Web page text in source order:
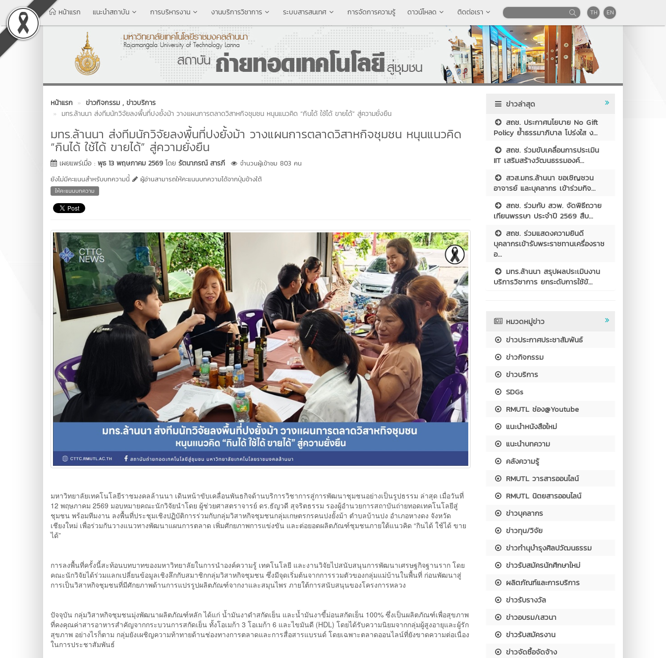
หน้าแรก แนะนำสถาบัน การบริหารงาน งานบริการวิชาการ ระบบสารสนเทศ การจัดการความรู้ ดาวน์โหลด ติดต่อเรา TH EN
หน้าแรก ข่าวกิจกรรม , ข่าวบริการ
มทร.ล้านนา ส่งทีมนักวิจัยลงพื้นที่ปงยั้งม้า วางแผนการตลาดวิสาหกิจชุมชน หนุนแนวคิด “กินได้ ใช้ได้ ขายได้” สู่ความยั่งยืน
มทร.ล้านนา ส่งทีมนักวิจัยลงพื้นที่ปงยั้งม้า วางแผนการตลาดวิสาหกิจชุมชน หนุนแนวคิด
“กินได้ ใช้ได้ ขายได้” สู่ความยั่งยืน
เผยแพร่เมื่อ : พุธ 13 พฤษภาคม 2569 โดย รัตนาภรณ์ สารภี
จำนวนผู้เข้าชม 803 คน
ยังไม่มีคะแนนสำหรับบทความนี้
ผู้อ่านสามารถให้คะแนนบทความได้จากปุ่มข้างใต้
ให้คะแนนบทความ
มหาวิทยาลัยเทคโนโลยีราชมงคลล้านนา เดินหน้าขับเคลื่อนพันธกิจด้านบริการวิชาการสู่การพัฒนาชุมชนอย่างเป็นรูปธรรม ล่าสุด เมื่อวันที่
12 พฤษภาคม 2569 มอบหมายคณะนักวิจัยนำโดย ผู้ช่วยศาสตราจารย์ ดร.ธัญวดี สุจริตธรรม รองผู้อำนวยการสถาบันถ่ายทอดเทคโนโลยีสู่
ชุมชน พร้อมทีมงาน ลงพื้นที่ประชุมเชิงปฏิบัติการร่วมกับกลุ่มวิสาหกิจชุมชนกลุ่มเกษตรกรคนปงยั้งม้า ตำบลบ้านปง อำเภอหางดง จังหวัด
เชียงใหม่ เพื่อร่วมกันวางแนวทางพัฒนาแผนการตลาด เพิ่มศักยภาพการแข่งขัน และต่อยอดผลิตภัณฑ์ชุมชนภายใต้แนวคิด “กินได้ ใช้ได้ ขาย
ได้”
การลงพื้นที่ครั้งนี้สะท้อนบทบาทของมหาวิทยาลัยในการนำองค์ความรู้ เทคโนโลยี และงานวิจัยไปสนับสนุนการพัฒนาเศรษฐกิจฐานราก โดย
คณะนักวิจัยได้ร่วมแลกเปลี่ยนข้อมูลเชิงลึกกับสมาชิกกลุ่มวิสาหกิจชุมชน ซึ่งมีจุดเริ่มต้นจากการรวมตัวของกลุ่มแม่บ้านในพื้นที่ ก่อนพัฒนาสู่
การเป็นวิสาหกิจชุมชนที่มีศักยภาพด้านการแปรรูปผลิตภัณฑ์จากงาและสมุนไพร ภายใต้การสนับสนุนของโครงการหลวง
ปัจจุบัน กลุ่มวิสาหกิจชุมชนมุ่งพัฒนาผลิตภัณฑ์หลัก ได้แก่ น้ำมันงาดำสกัดเย็น และน้ำมันงาขี้ม่อนสกัดเย็น 100% ซึ่งเป็นผลิตภัณฑ์เพื่อสุขภาพ
ที่คงคุณค่าสารอาหารสำคัญจากกระบวนการสกัดเย็น ทั้งโอเมก้า 3 โอเมก้า 6 และไขมันดี (HDL) โดยได้รับความนิยมจากกลุ่มผู้สูงอายุและผู้รัก
สุขภาพ อย่างไรก็ตาม กลุ่มยังเผชิญความท้าทายด้านช่องทางการตลาดและการสื่อสารแบรนด์ โดยเฉพาะตลาดออนไลน์ที่ยังขาดความต่อเนื่อง
ในการประชาสัมพันธ์
ข่าวล่าสุด
สถช. ประกาศนโยบาย No Gift
Policy ย้ำธรรมาภิบาล โปร่งใส ง...
สถช. ร่วมขับเคลื่อนการประเมิน
IIT เสริมสร้างวัฒนธรรมองค์...
สวส.มทร.ล้านนา ขอเชิญชวน
อาจารย์ และบุคลากร เข้าร่วมกิจ...
สถช. ร่วมกับ สวพ. จัดพิธีถวาย
เทียนพรรษา ประจำปี 2569 สืบ...
สถช. ร่วมแสดงความยินดี
บุคลากรเข้ารับพระราชทานเครื่องราช
อ...
มทร.ล้านนา สรุปผลประเมินงาน
บริการวิชาการ ยกระดับการใช้ข้...
หมวดหมู่ข่าว
ข่าวประกาศประชาสัมพันธ์
ข่าวกิจกรรม
ข่าวบริการ
SDGs
RMUTL ช่อง@Youtube
แนะนำหนังสือใหม่
แนะนำบทความ
คลังความรู้
RMUTL วารสารออนไลน์
RMUTL นิตยสารออนไลน์
ข่าวบุคลากร
ข่าวทุน/วิจัย
ข่าวทำนุบำรุงศิลปวัฒนธรรม
ข่าวรับสมัครนักศึกษาใหม่
ผลิตภัณฑ์และการบริการ
ข่าวรับรางวัล
ข่าวอบรม/เสวนา
ข่าวรับสมัครงาน
ข่าวจัดซื้อจัดจ้าง